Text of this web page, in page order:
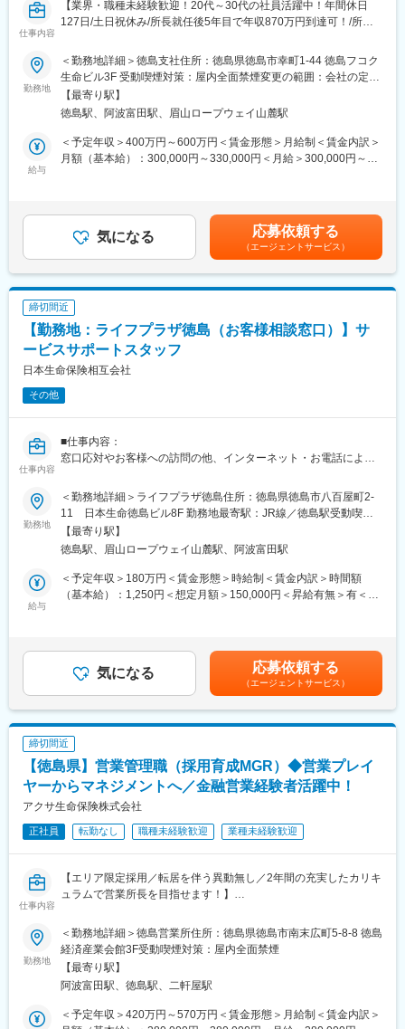
仕事内容
【業界・職種未経験歓迎！20代～30代の社員活躍中！年間休日
127日/土日祝休み/所長就任後5年目で年収870万円到達可！/所定
■募集背景：
今後も全国461拠点におけるお客さまとのつながりを維持強化す
るため、多角的な視点から顧客支援ができる人材の育成を推進す
るための募集です。
■職務概要：
ております。
営業所長昇格後は全国461の各営業所で、マネジメント全般を担
当。数十名のお客さまアドバイザーのリーダーとして、業務のサ
■職務詳細：
・保険商品の提案を行うお客さまアドバイザーの採用・人事・育
成
・予算管理
■入社後の流れ：
・基礎研修／通算3ヵ月（千葉ニュータウン研修センターにて）
礎知識を習得
↓
・現地研修／通算6ヵ月
配属先の営業所にてお客さまアドバイザーの新規採用、活動基盤
↓
・事務研修／2ヵ月
配属先の営業所にて採用業務の習得
営業所の経営に必要な知見を培い、FP等の必須資格を取得した
後、営業所長に昇格。
■働き方の魅力：
・男女共に育児休職取得率は100%！
・時差出勤制度、社宅制度（営業所長就任後、利用可）も完備
■同社の強み
配当金としてご契約者へお支払いする保険）なので、配当還元が
充実しており、実質的な保険料負担の軽減を図っております。
いが続くという仕組みに強みがあります。
変更の範囲：会社の定める業務
勤務地
＜勤務地詳細＞徳島支社住所：徳島県徳島市幸町1-44 徳島フコク
生命ビル3F 受動喫煙対策：屋内全面禁煙変更の範囲：会社の定め
る事業所
【最寄り駅】
徳島駅、阿波富田駅、眉山ロープウェイ山麓駅
給与
＜予定年収＞400万円～600万円＜賃金形態＞月給制＜賃金内訳＞
月額（基本給）：300,000円～330,000円＜月給＞300,000円～
万円■40万7000円／32歳、既婚、子1人、首都圏在住└月給33万
円+住宅手当4万円+家族手当3万7000円賃金はあくまでも目安の金
額であり、選考を通じて上下する可能性があります。月給(月額)は
固定手当を含めた表記です。
気になる 応募依頼する
（エージェントサービス）
締切間近
【勤務地：ライフプラザ徳島（お客様相談窓口）】サ
ービスサポートスタッフ
日本生命保険相互会社
その他
仕事内容
■仕事内容：
窓口応対やお客様への訪問の他、インターネット・お電話による
ビス及び営業
■労働契約補足：
まずはサービスサポートスタッフ(パート職制／３ヵ月毎に契約更
新)として採用します。パート職制を経て、お客様へのコンサルテ
ィングに必要な基礎知識・基礎スキルを習得し勤務良好の場合、
サービスコーディネーター(正職員)への登用※となります。
※本人希望・業務習熟度・勤務実態等に応じて、サービスコーディ
【期間の定め】無
【初任給月額】201,000円
サービスコーディネーター(サービスサポートスタッフ)の採用募集
に際し、当社が応募者の方々より取得した個人情報につきまして
は、当社採用募集に関する業務にのみ使用させていただきます。
ただし、当社に入社された場合は、入社後の雇用管理等にも使用
させていただきます。(なお、入社に至らなかった場合は、当社が
す。)
変更の範囲：無
勤務地
＜勤務地詳細＞ライフプラザ徳島住所：徳島県徳島市八百屋町2-
11 日本生命徳島ビル8F 勤務地最寄駅：JR線／徳島駅受動喫煙
対策：屋内全面禁煙変更の範囲：会社の定める事業所
【最寄り駅】
徳島駅、眉山ロープウェイ山麓駅、阿波富田駅
給与
＜予定年収＞180万円＜賃金形態＞時給制＜賃金内訳＞時間額
（基本給）：1,250円＜想定月額＞150,000円＜昇給有無＞有＜残
は、職務内容欄参照。賃金はあくまでも目安の金額であり、選考
を通じて上下する可能性があります。月給(月額)は固定手当を含め
た表記です。
気になる 応募依頼する
（エージェントサービス）
締切間近
【徳島県】営業管理職（採用育成MGR）◆営業プレイ
ヤーからマネジメントへ／金融営業経験者活躍中！
アクサ生命保険株式会社
正社員 転勤なし 職種未経験歓迎 業種未経験歓迎
仕事内容
【エリア限定採用／転居を伴う異動無し／2年間の充実したカリキ
ュラムで営業所長を目指せます！】
■業務内容
アクサアドバイザー（営業社員）の採用・育成・組織マネジメン
トを担当頂きます。優秀な社員を採用し研修、ロープレ、同行に
よる実践指導、対面実施より自立できる社員を育成し、支社長、
営業所長の指導の下、組織を拡大しマネジメントスキルを学んで
頂きます。
そして入社3年後を目標に営業所長へキャリアアップを目指してい
勤務地
＜勤務地詳細＞徳島営業所住所：徳島県徳島市南末広町5-8-8 徳島
経済産業会館3F受動喫煙対策：屋内全面禁煙
【最寄り駅】
阿波富田駅、徳島駅、二軒屋駅
＜予定年収＞420万円～570万円＜賃金形態＞月給制＜賃金内訳＞